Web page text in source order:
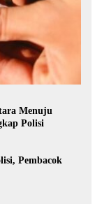
Menuju
Polisi
Pembacok